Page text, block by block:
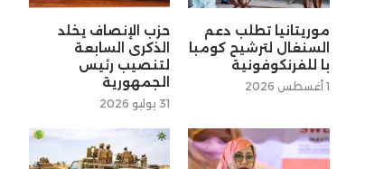
موريتانيا تطلب دعم
السنغال لترشيح كومبا
با للفرنكوفونية
1 أغسطس 2026
حزب الإنصاف يخلد
الذكرى السابعة
لتنصيب رئيس
الجمهورية
31 يوليو 2026